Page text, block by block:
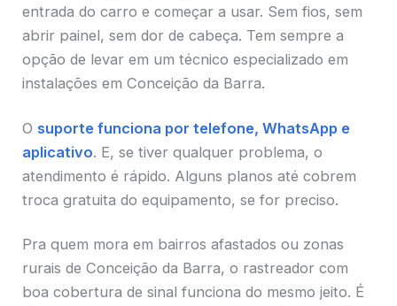
entrada do carro e começar a usar. Sem fios, sem
abrir painel, sem dor de cabeça. Tem sempre a
opção de levar em um técnico especializado em
instalações em Conceição da Barra.
O suporte funciona por telefone, WhatsApp e
aplicativo. E, se tiver qualquer problema, o
atendimento é rápido. Alguns planos até cobrem
troca gratuita do equipamento, se for preciso.
Pra quem mora em bairros afastados ou zonas
rurais de Conceição da Barra, o rastreador com
boa cobertura de sinal funciona do mesmo jeito. É